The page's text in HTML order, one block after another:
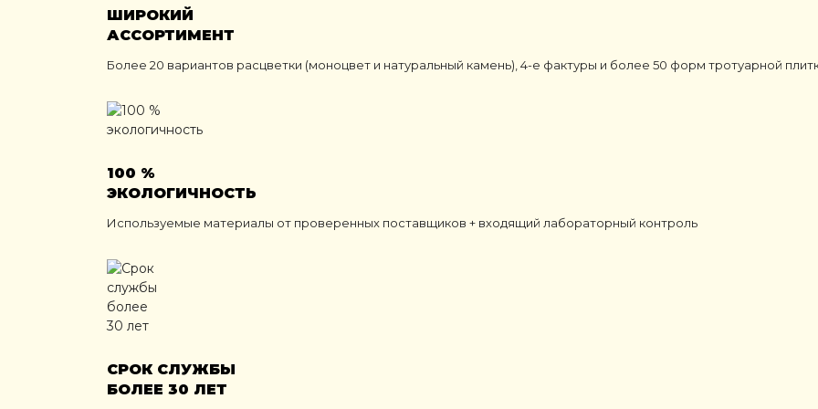
ШИРОКИЙ
АССОРТИМЕНТ
Более 20 вариантов расцветки (моноцвет и натуральный камень), 4-е фактуры и более 50 форм тротуарной
100 %
ЭКОЛОГИЧНОСТЬ
Используемые материалы от проверенных поставщиков + входящий лабораторный контроль
СРОК СЛУЖБЫ
БОЛЕЕ 30 ЛЕТ